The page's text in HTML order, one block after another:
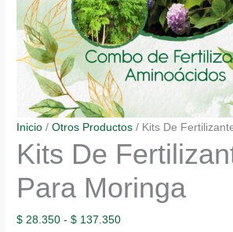
Inicio /Otros Productos / Kits De
Kits De
Para Moringa
$ 28.350 - $ 137.350Rango